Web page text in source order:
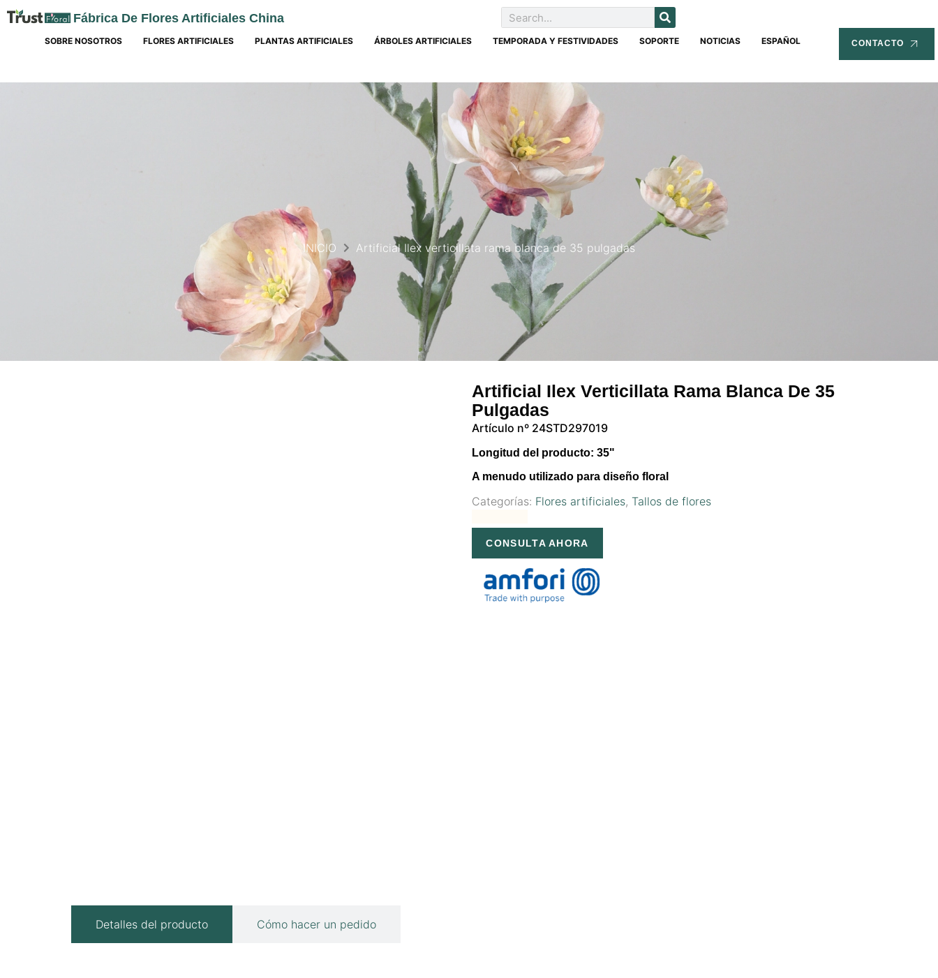
Fábrica De Flores Artificiales China
SOBRE NOSOTROS FLORES ARTIFICIALES PLANTAS ARTIFICIALES ÁRBOLES ARTIFICIALES TEMPORADA Y FESTIVIDADES SOPORTE NOTICIAS ESPAÑOL CONTACTO
INICIO Artificial Ilex verticillata rama blanca de 35 pulgadas
Artificial Ilex Verticillata Rama Blanca De 35
Pulgadas
Artículo nº 24STD297019
Longitud del producto: 35"
A menudo utilizado para diseño floral
Categorías: Flores artificiales, Tallos de flores
CONSULTA AHORA
Detalles del producto Cómo hacer un pedido